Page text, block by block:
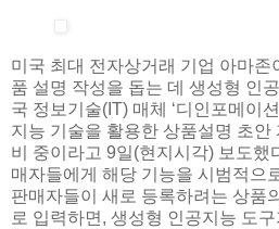
미국 최대 전자상거래 기업 아마
품 설명 작성을 돕는 데 생성형 인
국 정보기술(IT) 매체 ‘디인포메이
지능 기술을 활용한 상품설명 초안
비 중이라고 9일(현지시각) 보도했
매자들에게 해당 기능을 시범적으
판매자들이 새로 등록하려는 상품
로 입력하면, 생성형 인공지능 도